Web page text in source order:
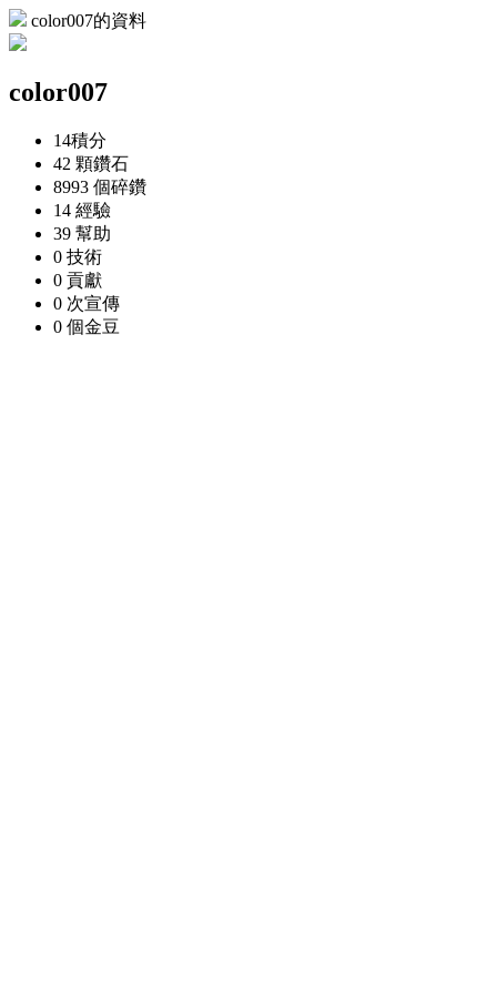
color007的資料
color007
14積分
42 顆鑽石
8993 個碎鑽
14 經驗
39 幫助
0 技術
0 貢獻
0 次宣傳
0 個金豆